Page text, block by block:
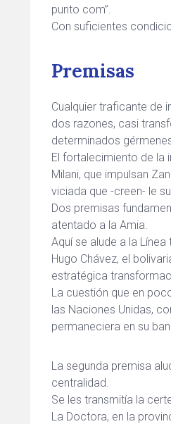
punto com”.
Con suficientes
Premisas
Cualquier traficante de
dos razones, casi
determinados
El fortalecimiento de la
Milani, que impulsan
viciada que -creen- le
Dos premisas
atentado a la Amia.
Aquí se alude a la
Hugo Chávez, el
estratégica
La cuestión que en
las Naciones Unidas,
permaneciera en su
La segunda premisa
centralidad.
Se les transmitía la
La Doctora, en la